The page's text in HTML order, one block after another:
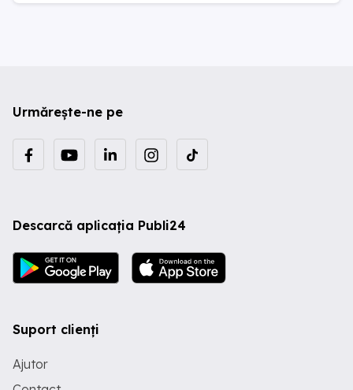
Urmărește-ne pe
Descarcă aplicația Publi24
Suport clienți
Ajutor